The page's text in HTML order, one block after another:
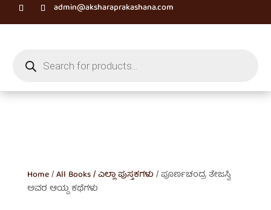
admin@aksharaprakashana.com
search
Home/All Books / ಎಲ್ಲಾ ಪುಸ್ತಕಗಳು / ಪೂರ್ಣಚಂದ್ರ ತೇಜಸ್ವಿ
ಅವರ ಆಯ್ದ ಕಥೆಗಳು